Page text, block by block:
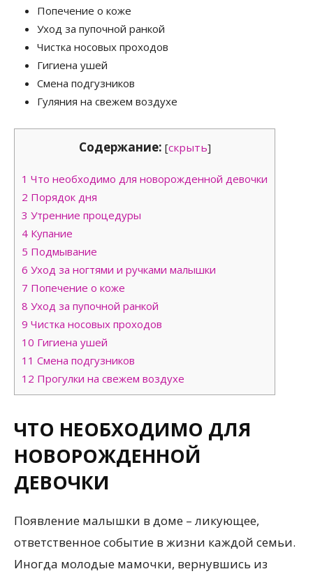
Попечение о коже
Уход за пупочной ранкой
Чистка носовых проходов
Гигиена ушей
Смена подгузников
Гуляния на свежем воздухе
Содержание: [скрыть]
1 Что необходимо для новорожденной девочки
2 Порядок дня
3 Утренние процедуры
4 Купание
5 Подмывание
6 Уход за ногтями и ручками малышки
7 Попечение о коже
8 Уход за пупочной ранкой
9 Чистка носовых проходов
10 Гигиена ушей
11 Смена подгузников
12 Прогулки на свежем воздухе
ЧТО НЕОБХОДИМО ДЛЯ
НОВОРОЖДЕННОЙ
ДЕВОЧКИ
Появление малышки в доме – ликующее,
ответственное событие в жизни каждой семьи.
Иногда молодые мамочки, вернувшись из